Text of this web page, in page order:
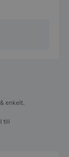
enkelt.
till